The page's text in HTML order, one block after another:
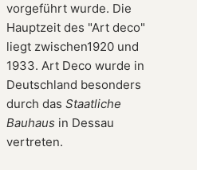
vorgeführt wurde. Die
Hauptzeit des "Art deco"
liegt zwischen1920 und
1933. Art Deco wurde in
Deutschland besonders
durch das Staatliche
Bauhaus in Dessau
vertreten.